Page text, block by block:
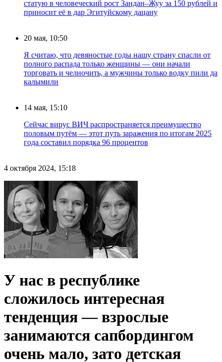
статую в человеческий рост Зандан–Жуу за 150 рублей и
приносит её в дар Эгитуйскому дацану
20 мая, 10:50
Я считаю, что девяностые годы нашу страну спасли от
полного распада только женщины — они начали
торговать и челночить, а мужчины только водку пили да
калымили
14 мая, 15:10
Сейчас вирус ВИЧ распространяется преимущество
половым путём — этот путь заражения по итогам 2025
года составил порядка 96 процентов
4 октября 2024, 15:18
У нас в республике
сложилось интересная
тенденция — взрослые
занимаются сапбордингом
очень мало, зато детская